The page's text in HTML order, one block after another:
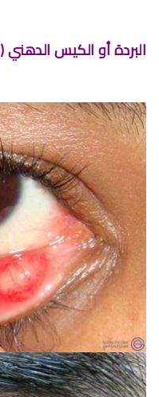
البردة أو الكيس الدهني (CHALAZION) :